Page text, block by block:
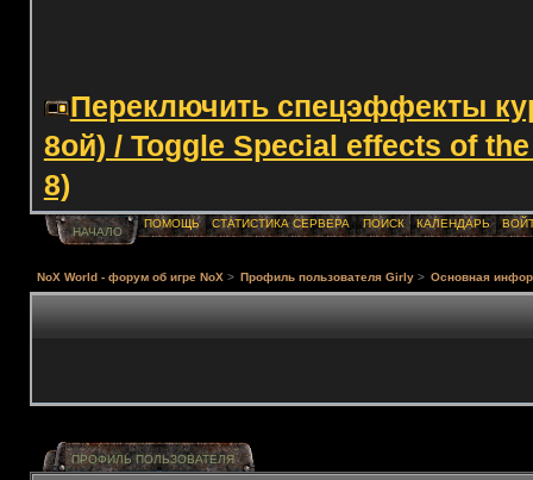
Переключить спецэффекты
8ой) / Toggle Special effects of
8)
НАЧАЛО
ПОМОЩЬ СТАТИСТИКА СЕРВЕРА ПОИСК КАЛЕНДАРЬ
NoX World - форум об игре NoX > Профиль пользователя Girly > Основная
ПРОФИЛЬ ПОЛЬЗОВАТЕЛЯ